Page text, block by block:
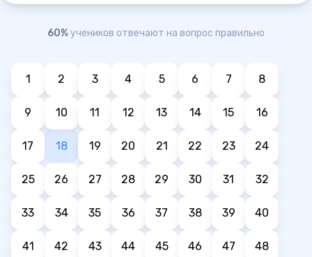
60%учеников отвечают на вопрос правильно
1 2 3 4 5 6 7 8
9 10 11 12 13 14 15 16
17 18 19 20 21 22 23 24
25 26 27 28 29 30 31 32
33 34 35 36 37 38 39 40
41 42 43 44 45 46 47 48